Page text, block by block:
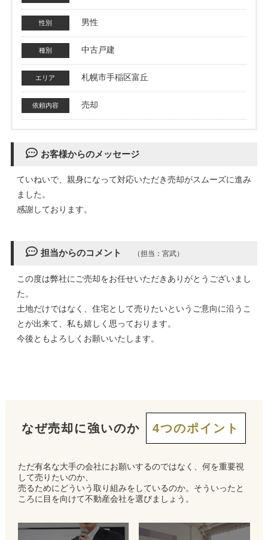
スタッフ紹介
来店予約
男性
中古戸建
札幌市手稲区富丘
売却
お客様からのメッセージ
ていねいで、親身になって対応いただき売却がスムーズに進み
ました。
感謝しております。
担当からのコメント （担当：宮武）
この度は弊社にご売却をお任せいただきありがとうございまし
た。
土地だけではなく、住宅として売りたいというご意向に沿うこ
とが出来て、私も嬉しく思っております。
今後ともよろしくお願いいたします。
なぜ売却に強いのか 4つのポイント
ただ有名な大手の会社にお願いするのではなく、何を重要視
して売りたいのか、
売るためにどういう取り組みをしているのか。そういったと
ころに目を向けて不動産会社を選びましょう。